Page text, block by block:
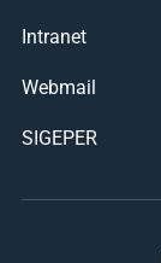
Intranet
Webmail
SIGEPER